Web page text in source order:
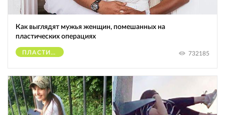
Как выглядят мужья женщин, помешанных на
пластических операциях
ПЛАСТИЧЕСКИЕ ОПЕРАЦИИ 732185